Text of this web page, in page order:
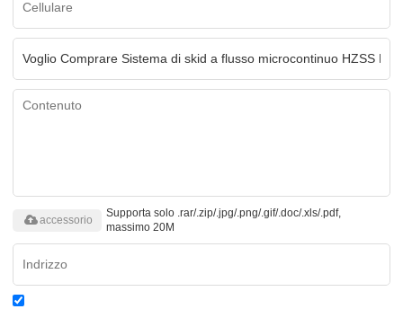
Supporta solo .rar/.zip/.jpg/.png/.gif/.doc/.xls/.pdf,
massimo 20M
accessorio